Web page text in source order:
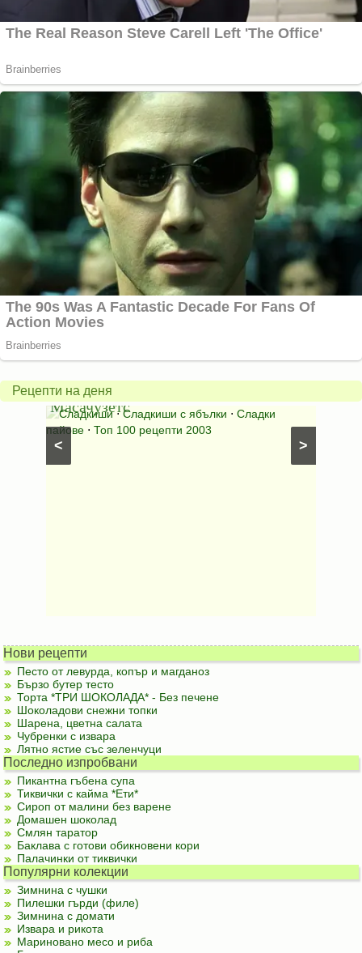
Рецепти на деня
>
<
Американски
ябълков
пай
от
Масачузетс
Сладкиши⋅Сладкиши с ябълки ⋅ Сладки
пайове ⋅ Топ 100 рецепти 2003
питка
на
мама
Нови рецепти
Песто от левурда, копър и магданоз
Бързо бутер тесто
Торта *ТРИ ШОКОЛАДА* - Без печене
Шоколадови снежни топки
Шарена, цветна салата
Чубренки с извара
Лятно ястие със зеленчуци
Последно изпробвани
Пикантна гъбена супа
Тиквички с кайма *Ети*
Сироп от малини без варене
Домашен шоколад
Смлян таратор
Баклава с готови обикновени кори
Палачинки от тиквички
Популярни колекции
Зимнина с чушки
Пилешки гърди (филе)
Зимнина с домати
Извара и рикота
Мариновано месо и риба